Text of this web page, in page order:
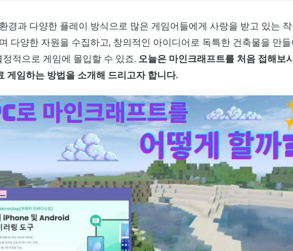
경과 다양한 플레이 방식으로 많은 게임어들에게 사랑을 받고 있는
다양한 자원을 수집하고, 창의적인 아이디어로 독특한 건축물을 만
적으로 게임에 몰입할 수 있죠. 오늘은 마인크래프트를 처음 접해보
게임하는 방법을 소개해 드리고자 합니다.